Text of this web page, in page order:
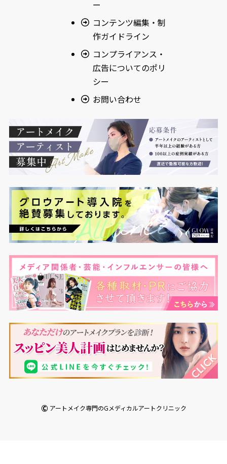
ー
コンテンツ編集・制
作ガイドライン
コンプライアンス・
広告についてのポリ
シー
お問い合わせ
© アートメイク専門のGメディカルアートクリニック